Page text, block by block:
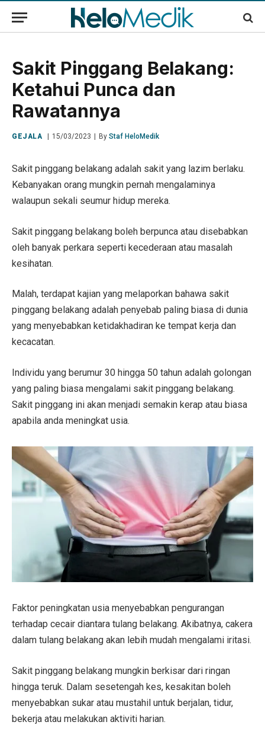
Sakit Pinggang Belakang:
Ketahui Punca dan
Rawatannya
GEJALA 15/03/2023 By Staf HeloMedik
Sakit pinggang belakang adalah sakit yang lazim berlaku.
Kebanyakan orang mungkin pernah mengalaminya
walaupun sekali seumur hidup mereka.
Sakit pinggang belakang boleh berpunca atau disebabkan
oleh banyak perkara seperti kecederaan atau masalah
kesihatan.
Malah, terdapat kajian yang melaporkan bahawa sakit
pinggang belakang adalah penyebab paling biasa di dunia
yang menyebabkan ketidakhadiran ke tempat kerja dan
kecacatan.
Individu yang berumur 30 hingga 50 tahun adalah golongan
yang paling biasa mengalami sakit pinggang belakang.
Sakit pinggang ini akan menjadi semakin kerap atau biasa
apabila anda meningkat usia.
Faktor peningkatan usia menyebabkan pengurangan
terhadap cecair diantara tulang belakang. Akibatnya, cakera
dalam tulang belakang akan lebih mudah mengalami iritasi.
Sakit pinggang belakang mungkin berkisar dari ringan
hingga teruk. Dalam sesetengah kes, kesakitan boleh
menyebabkan sukar atau mustahil untuk berjalan, tidur,
bekerja atau melakukan aktiviti harian.